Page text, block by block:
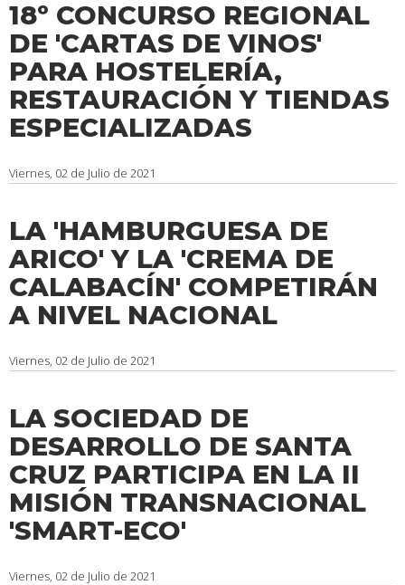
18º CONCURSO REGIONAL
DE 'CARTAS DE VINOS'
PARA HOSTELERÍA,
RESTAURACIÓN Y TIENDAS
ESPECIALIZADAS
Viernes, 02 de Julio de 2021
LA 'HAMBURGUESA DE
ARICO' Y LA 'CREMA DE
CALABACÍN' COMPETIRÁN
A NIVEL NACIONAL
Viernes, 02 de Julio de 2021
LA SOCIEDAD DE
DESARROLLO DE SANTA
CRUZ PARTICIPA EN LA II
MISIÓN TRANSNACIONAL
'SMART-ECO'
Viernes, 02 de Julio de 2021